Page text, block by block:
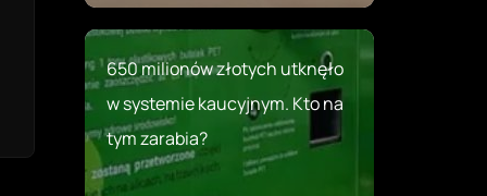
650 milionów złotych utknęło
w systemie kaucyjnym. Kto na
tym zarabia?